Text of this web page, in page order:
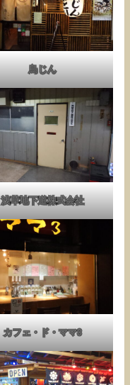
鳥じん
浅草地下道株式会社
カフェ・ド・ママ3